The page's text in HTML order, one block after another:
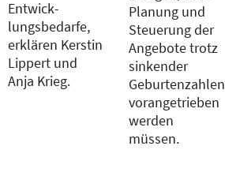
Entwick­
lungsbedarfe,
erklären Kerstin
Lippert und
Anja Krieg.
Planung und
Steuerung der
Angebote trotz
sinkender
Geburtenzahlen
vorangetrieben
werden
müssen.